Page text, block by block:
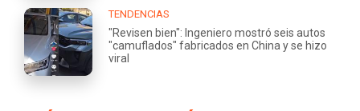
TENDENCIAS
"Revisen bien": Ingeniero mostró seis autos
"camuflados" fabricados en China y se hizo
viral